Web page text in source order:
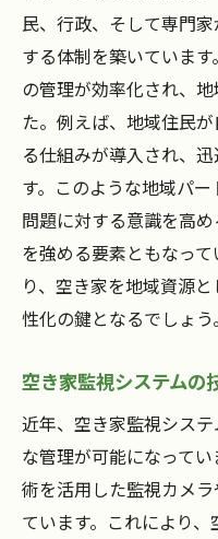
民、行政、そして専門
する体制を築いていま
の管理が効率化され、
た。例えば、地域住民
る仕組みが導入され、
す。このような地域パ
問題に対する意識を高
を強める要素ともなっ
り、空き家を地域資源
性化の鍵となるでしょう。
空き家監視システムの
近年、空き家監視シス
な管理が可能になって
術を活用した監視カメ
ています。これにより